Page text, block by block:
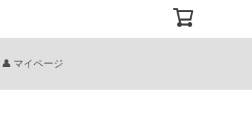
マイページ